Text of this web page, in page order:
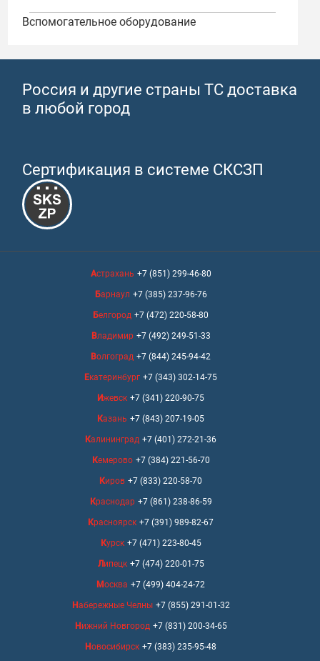
Вспомогательное оборудование
Россия и другие страны ТС доставка
в любой город
Сертификация в системе СКСЗП
Астрахань +7 (851) 299-46-80
Барнаул +7 (385) 237-96-76
Белгород +7 (472) 220-58-80
Владимир +7 (492) 249-51-33
Волгоград +7 (844) 245-94-42
Екатеринбург +7 (343) 302-14-75
Ижевск +7 (341) 220-90-75
Казань +7 (843) 207-19-05
Калининград +7 (401) 272-21-36
Кемерово +7 (384) 221-56-70
Киров +7 (833) 220-58-70
Краснодар +7 (861) 238-86-59
Красноярск +7 (391) 989-82-67
Курск +7 (471) 223-80-45
Липецк +7 (474) 220-01-75
Москва +7 (499) 404-24-72
Набережные Челны +7 (855) 291-01-32
Нижний Новгород +7 (831) 200-34-65
Новосибирск +7 (383) 235-95-48